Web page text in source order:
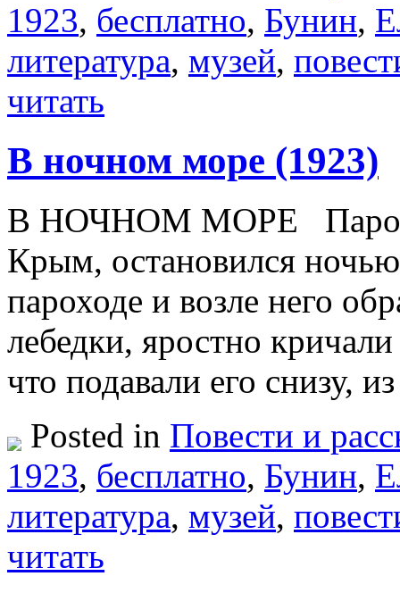
1923, бесплатно, Бунин,
литература, музей,
читать
В ночном море (1923)
В НОЧНОМ МОРЕ
Крым, остановился
пароходе и возле него
лебедки, яростно
что подавали его снизу,
Posted in Повести и
1923, бесплатно, Бунин,
литература, музей,
читать